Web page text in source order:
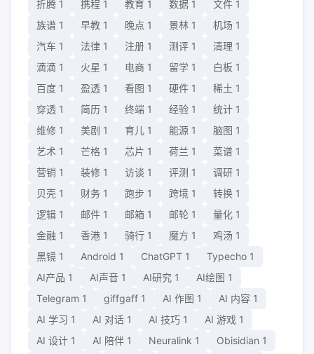
折腾 1 携程 1 教育 1 数据 1 文件 1
族谱 1 早教 1 晚点 1 景林 1 机场 1
汽车 1 法律 1 注册 1 测评 1 清理 1
滴滴 1 火星 1 电商 1 留学 1 白板 1
百度 1 盈透 1 看图 1 硬件 1 稀土 1
穿透 1 简历 1 终端 1 经验 1 统计 1
维修 1 美剧 1 育儿 1 能源 1 脑图 1
艺术 1 芒格 1 芯片 1 荷兰 1 菜谱 1
营销 1 装修 1 访谈 1 评测 1 调研 1
贝壳 1 财务 1 跑步 1 跨境 1 转换 1
逻辑 1 邮件 1 邮箱 1 邮轮 1 量化 1
金融 1 香港 1 骑行 1 魔方 1 鸡汤 1
黑镜 1 Android 1 ChatGPT 1 Typecho 1
AI产品 1 AI声音 1 AI研究 1 AI绘图 1
Telegram 1 giffgaff 1 AI 作图 1 AI 内容 1
AI 学习 1 AI 对话 1 AI 技巧 1 AI 游戏 1
AI 设计 1 AI 陪伴 1 Neuralink 1 Obisidian 1